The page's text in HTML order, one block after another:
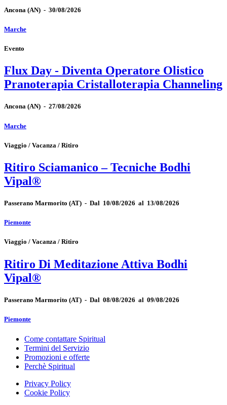
Ancona (AN) - 30/08/2026
Marche
Evento
Flux Day - Diventa Operatore Olistico
Pranoterapia Cristalloterapia Channeling
Ancona (AN) - 27/08/2026
Marche
Viaggio / Vacanza / Ritiro
Ritiro Sciamanico – Tecniche Bodhi
Vipal®
Passerano Marmorito (AT) - Dal 10/08/2026 al 13/08/2026
Piemonte
Viaggio / Vacanza / Ritiro
Ritiro Di Meditazione Attiva Bodhi
Vipal®
Passerano Marmorito (AT) - Dal 08/08/2026 al 09/08/2026
Piemonte
Come contattare Spiritual
Termini del Servizio
Promozioni e offerte
Perchè Spiritual
Privacy Policy
Cookie Policy